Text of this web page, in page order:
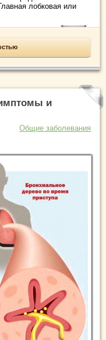
лобковая или
и
Общие заболевания